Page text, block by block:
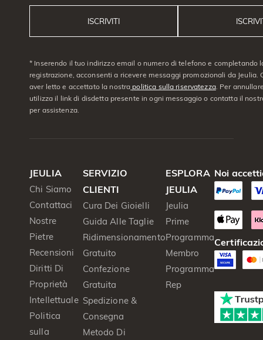
ISCRIVITI
* Inserendo il tuo indirizzo email o numero di telefono e completando
registrazione, acconsenti a ricevere messaggi promozionali da Jeulia.
aver letto e accettato la nostra politica sulla riservatezza. Per
utilizza il link di disdetta presente in ogni messaggio o contatta il
per assistenza.
JEULIA
Chi Siamo
Contattaci
Nostre
Pietre
Recensioni
Diritti Di
Proprietà
Intellettuale
Politica
sulla
SERVIZIO
CLIENTI
Cura Dei Gioielli
Guida Alle Taglie
Ridimensionamento
Gratuito
Confezione
Gratuita
Spedizione &
Consegna
Metodo Di
ESPLORA
JEULIA
Jeulia
Prime
Programma
Membro
Programma
Rep
Noi